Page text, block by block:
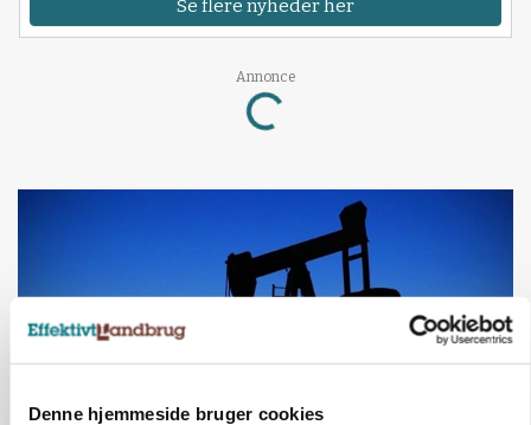
Denne hjemmeside bruger cookies
Se flere nyheder her
Annonce
Loading...